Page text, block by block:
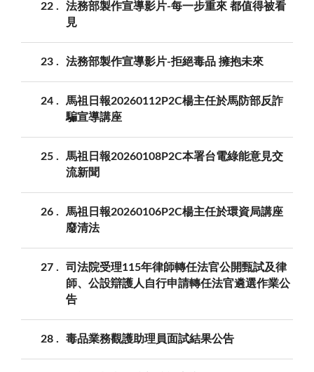
22
法務部製作宣導影片-每一步重來 都值得被看
見
23 法務部製作宣導影片-拒絕毒品 擁抱未來
24
馬祖日報20260112P2C楊主任於馬防部反詐
騙宣導講座
25
馬祖日報20260108P2C本署台電綠能意見交
流新聞
26
馬祖日報20260106P2C楊主任於環資局講座
廢清法
27
司法院受理115年律師轉任法官公開甄試及律
師、公設辯護人自行申請轉任法官遴選作業公
告
28 毒品業務觀護助理員面試結果公告